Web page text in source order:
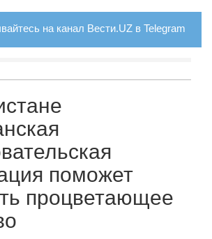
на канал Вести.UZ в Telegram
поможет
процветающее